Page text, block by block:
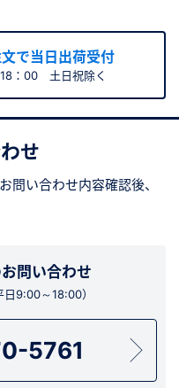
で当日出荷受付
：00 土日祝除く
せ
お問い合わせ内容確認後、
問い合わせ
9:00～18:00）
5761